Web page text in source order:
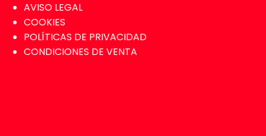
AVISO LEGAL
COOKIES
POLÍTICAS DE PRIVACIDAD
CONDICIONES DE VENTA